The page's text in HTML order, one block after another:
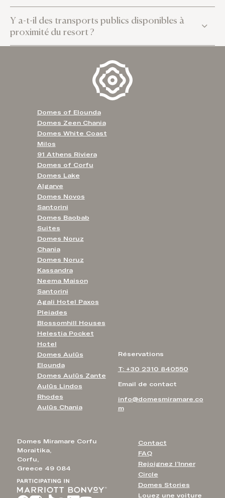
Y a-t-il des transports publics disponibles à
proximité du resort ?
Domes Miramare Corfu
Moraitika,
Corfu,
Greece 49 084
Contact
FAQ
Rejoignez l’Inner
Circle
Domes Stories
Louez une voiture
Réservations
T: +30 2310 840550
Email de contact
info@domesmiramare.co
m
Domes of Elounda
Domes Zeen Chania
Domes White Coast
Milos
91 Athens Riviera
Domes of Corfu
Domes Lake
Algarve
Domes Novos
Santorini
Domes Baobab
Suites
Domes Noruz
Chania
Domes Noruz
Kassandra
Neema Maison
Santorini
Agali Hotel Paxos
Pleiades
Blossomhill Houses
Helestia Pocket
Hotel
Domes Aulūs
Elounda
Domes Aulūs Zante
Aulūs Lindos
Rhodes
Aulūs Chania